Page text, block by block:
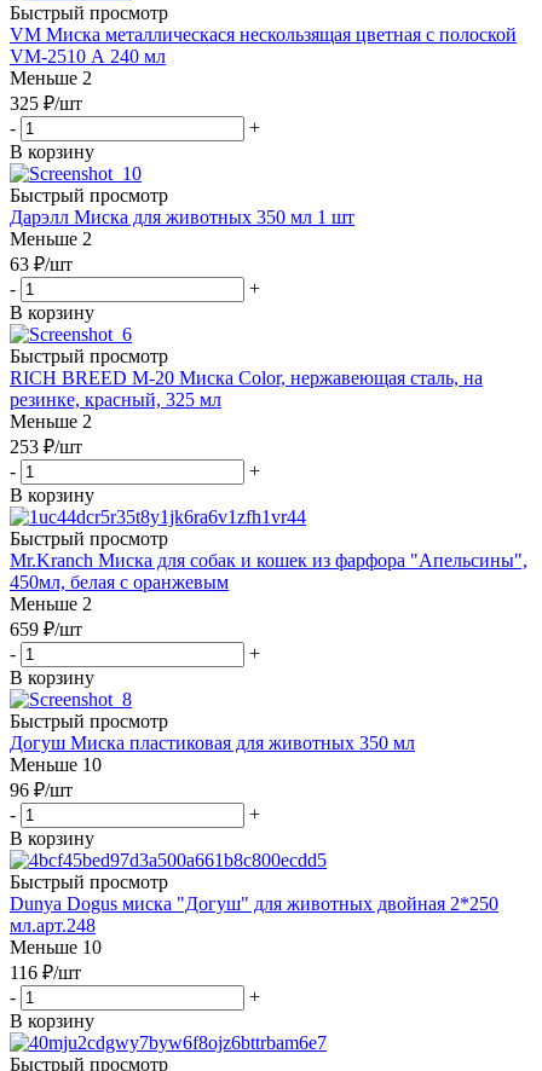
Быстрый просмотр
VM Миска металлическася нескользящая цветная с полоской
VM-2510 А 240 мл
Меньше 2
325 ₽/шт
-
+
В корзину
Быстрый просмотр
Дарэлл Миска для животных 350 мл 1 шт
Меньше 2
63 ₽/шт
-
+
В корзину
Быстрый просмотр
RICH BREED М-20 Миска Color, нержавеющая сталь, на
резинке, красный, 325 мл
Меньше 2
253 ₽/шт
-
+
В корзину
Быстрый просмотр
Mr.Kranch Миска для собак и кошек из фарфора "Апельсины",
450мл, белая с оранжевым
Меньше 2
659 ₽/шт
-
+
В корзину
Быстрый просмотр
Догуш Миска пластиковая для животных 350 мл
Меньше 10
96 ₽/шт
-
+
В корзину
Быстрый просмотр
Dunya Dogus миска "Догуш" для животных двойная 2*250
мл.арт.248
Меньше 10
116 ₽/шт
-
+
В корзину
Быстрый просмотр